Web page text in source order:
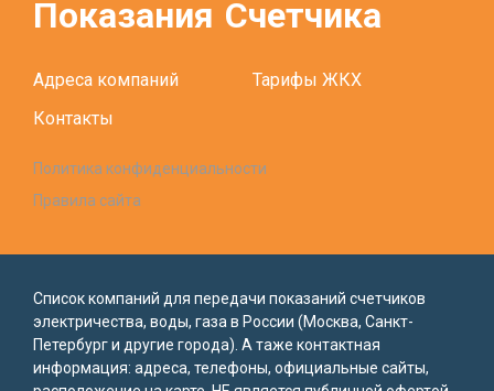
Показания Счетчика
Адреса компаний
Тарифы ЖКХ
Контакты
Политика конфиденциальности
Правила сайта
Список компаний для передачи показаний счетчиков
электричества, воды, газа в России (Москва, Санкт-
Петербург и другие города). А таже контактная
информация: адреса, телефоны, официальные сайты,